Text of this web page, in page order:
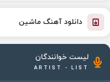
دانلود آهنگ ماشین
لیست خوانندگان
ARTIST - LIST